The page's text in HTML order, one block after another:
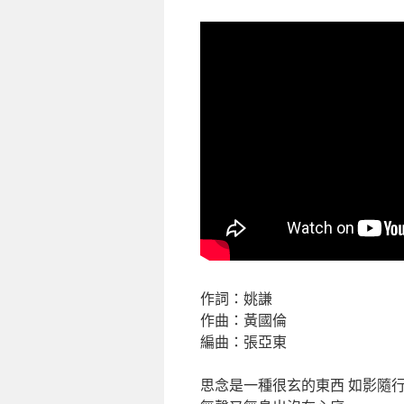
作詞：姚謙
作曲：黃國倫
編曲：張亞東
思念是一種很玄的東西 如影隨